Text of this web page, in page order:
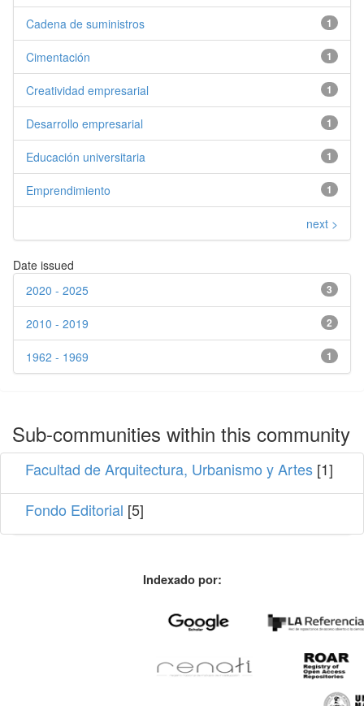
1
Cadena de suministros
1
Cimentación
1
Creatividad empresarial
1
Desarrollo empresarial
1
Educación universitaria
1
Emprendimiento
next >
Date issued
3
2020 - 2025
2
2010 - 2019
1
1962 - 1969
Sub-communities within this community
Facultad de Arquitectura, Urbanismo y Artes [1]
Fondo Editorial [5]
Indexado por: